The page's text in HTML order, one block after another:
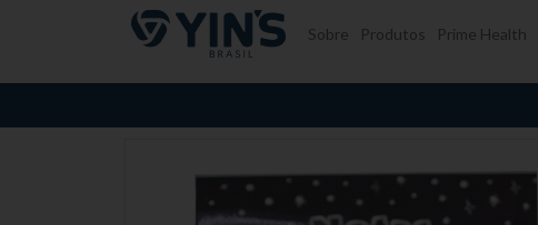
Pular para o conteúdo Sobre Produtos Prime Health